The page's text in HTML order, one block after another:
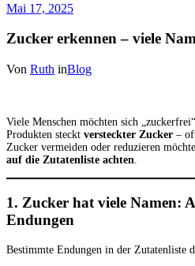
Mai 17, 2025
Zucker erkennen – viele
Von Ruth inBlog
Viele Menschen möchten sich
Produkten steckt versteckter Zucker –
Zucker vermeiden oder reduzieren
auf die Zutatenliste achten.
1. Zucker hat viele Namen:
Endungen
Bestimmte Endungen in der Zutatenliste